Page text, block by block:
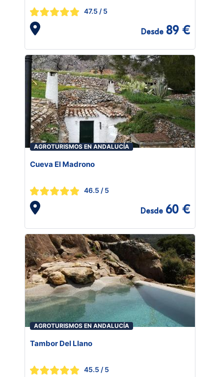
47.5 / 5
Desde 89 €
AGROTURISMOS EN ANDALUCÍA
Cueva El Madrono
46.5 / 5
Desde 60 €
AGROTURISMOS EN ANDALUCÍA
Tambor Del Llano
45.5 / 5